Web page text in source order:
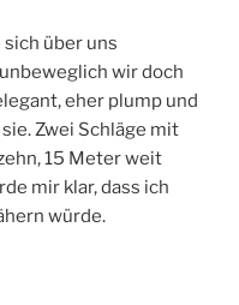
sich über uns
wir doch
eher plump und
Zwei Schläge mit
15 Meter weit
mir klar, dass ich
würde.